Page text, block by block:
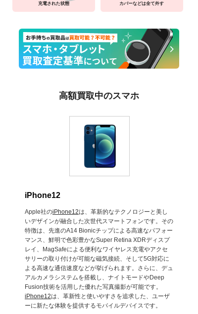
充電された状態
カバーなどは全て外す
高額買取中のスマホ
iPhone12
Apple社のiPhone12は、革新的なテクノロジーと美し
いデザインが融合した次世代スマートフォンです。その
特徴は、先進のA14 Bionicチップによる高速なパフォー
マンス、鮮明で色彩豊かなSuper Retina XDRディスプ
レイ、MagSafeによる便利なワイヤレス充電やアクセ
サリーの取り付けが可能な磁気接続、そして5G対応に
よる高速な通信速度などが挙げられます。さらに、デュ
アルカメラシステムを搭載し、ナイトモードやDeep
Fusion技術を活用した優れた写真撮影が可能です。
iPhone12は、革新性と使いやすさを追求した、ユーザ
ーに新たな体験を提供するモバイルデバイスです。